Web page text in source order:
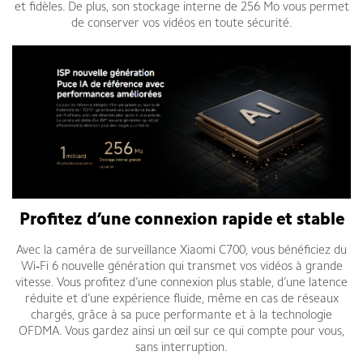
et fidèles. De plus, son stockage interne de 256 Mo vous permet
de conserver vos vidéos en toute sécurité.
Profitez d’une connexion rapide et stable
Avec la caméra de surveillance Xiaomi C700, vous bénéficiez du
Wi‑Fi 6 nouvelle génération qui transmet vos vidéos à grande
vitesse. Vous profitez d’une connexion plus stable, d’une latence
réduite et d’une expérience fluide, même en cas de réseaux
chargés, grâce à sa puce performante et à la technologie
OFDMA. Vous gardez ainsi un œil sur ce qui compte pour vous,
sans interruption.